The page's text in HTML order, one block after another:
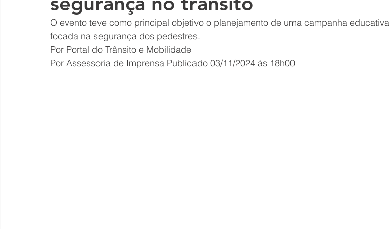
O evento teve como principal objetivo o planejamento de uma campanha educativa
focada na segurança dos pedestres.
Por Portal do Trânsito e Mobilidade
Por Assessoria de Imprensa Publicado 03/11/2024 às 18h00